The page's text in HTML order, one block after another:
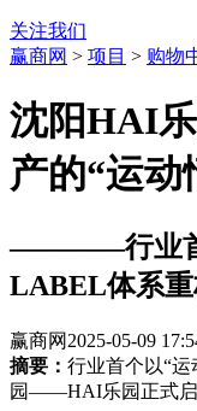
关注我们
赢商网 > 项目 > 购物
沈阳HAI
产的“运动
————行业首
LABEL体系
赢商网 2025-05-09
摘要： 行业首个以“
园——HAI乐园正式启